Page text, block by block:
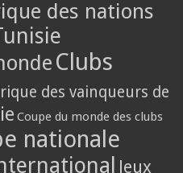
des nations
Clubs
des vainqueurs de
Coupe du monde des clubs
nationale
Jeux